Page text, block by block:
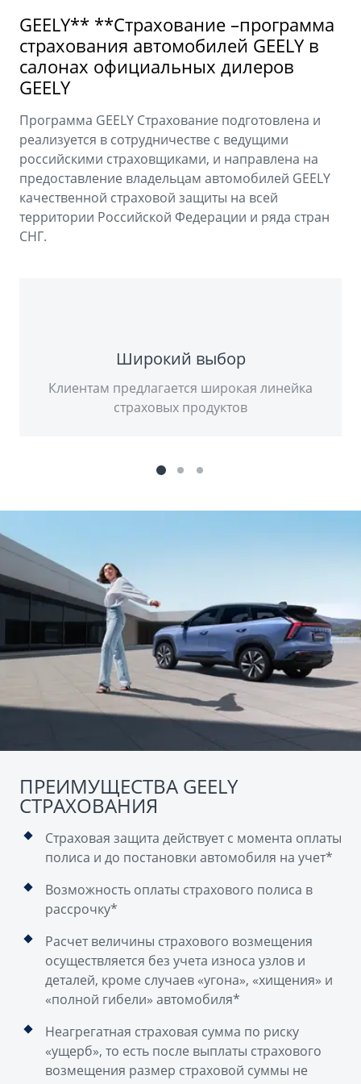
OKAVANGO
от 3 429 990 ₽*
MONJARO
PREFACE
от 3 079 990 ₽*
GEELY EX5
от 3 769 990 ₽*
Зарядные устройства
ФИНАНСЫ И УСЛУГИ
Автокредит
Расчет КАСКО
Страхование
GEELY Лизинг
Спецпредложения
ПОДДЕРЖКА
Помощь на дорогах
Гарантия Geely
Сервисная книжка
Вопросы и ответы
GEELY** **Страхование –программа
страхования автомобилей GEELY в
салонах официальных дилеров
GEELY
Программа GEELY Страхование подготовлена и
реализуется в сотрудничестве с ведущими
российскими страховщиками, и направлена на
предоставление владельцам автомобилей GEELY
качественной страховой защиты на всей
территории Российской Федерации и ряда стран
СНГ.
Широкий выбор
Клиентам предлагается широкая линейка
страховых продуктов
ПРЕИМУЩЕСТВА GEELY
СТРАХОВАНИЯ
Страховая защита действует с момента оплаты
полиса и до постановки автомобиля на учет*
Возможность оплаты страхового полиса в
рассрочку*
Расчет величины страхового возмещения
осуществляется без учета износа узлов и
деталей, кроме случаев «угона», «хищения» и
«полной гибели» автомобиля*
Неагрегатная страховая сумма по риску
«ущерб», то есть после выплаты страхового
возмещения размер страховой суммы не